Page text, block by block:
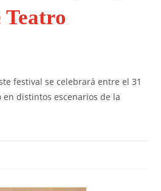
Teatro
festival se celebrará entre el 31
distintos escenarios de la